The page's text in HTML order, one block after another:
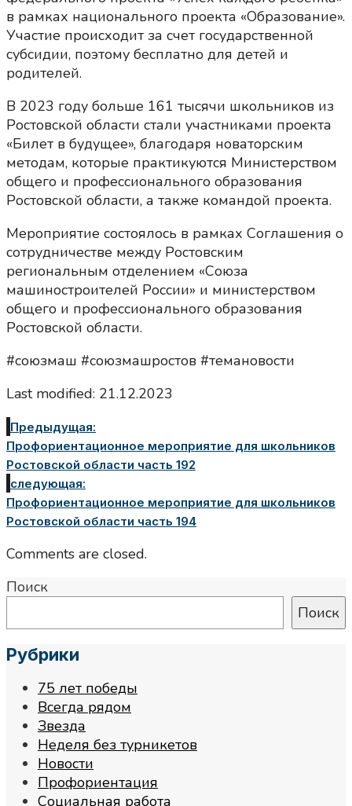
в рамках национального проекта «Образование».
Участие происходит за счет государственной
субсидии, поэтому бесплатно для детей и
родителей.
В 2023 году больше 161 тысячи школьников из
Ростовской области стали участниками проекта
«Билет в будущее», благодаря новаторским
методам, которые практикуются Министерством
общего и профессионального образования
Ростовской области, а также командой проекта.
Мероприятие состоялось в рамках Соглашения о
сотрудничестве между Ростовским
региональным отделением «Союза
машиностроителей России» и министерством
общего и профессионального образования
Ростовской области.
#союзмаш #союзмашростов #темановости
Last modified: 21.12.2023
Предыдущая:
Профориентационное мероприятие для школьников
Ростовской области часть 192
следующая:
Профориентационное мероприятие для школьников
Ростовской области часть 194
Comments are closed.
Поиск
Поиск
Рубрики
75 лет победы
Всегда рядом
Звезда
Неделя без турникетов
Новости
Профориентация
Социальная работа